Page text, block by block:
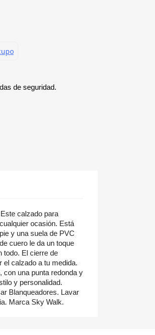
de seguridad.
calzado para
ocasión. Está
y una suela de PVC
cuero le da un toque
todo. El cierre de
el calzado a tu medida.
con una punta redonda y
y personalidad.
Blanqueadores. Lavar
Marca Sky Walk.